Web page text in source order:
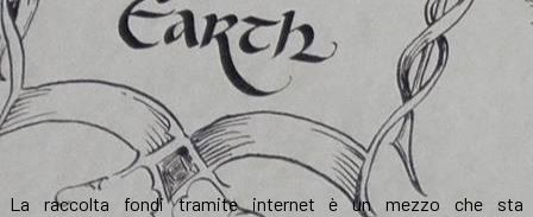
La raccolta fondi tramite internet è un mezzo che sta